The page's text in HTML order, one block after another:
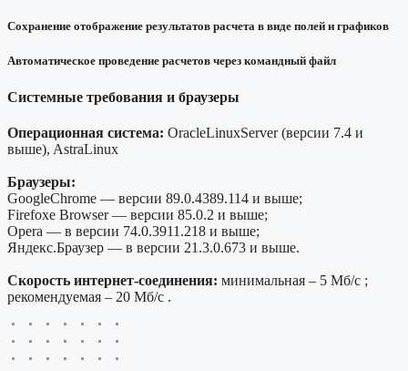
Сохранение отображение результатов расчета в виде полей и графиков
Автоматическое проведение расчетов через командный файл
Системные требования и браузеры
Операционная система: OracleLinuxServer (версии 7.4 и
выше), AstraLinux
Браузеры:
GoogleChrome — версии 89.0.4389.114 и выше;
Firefoxe Browser — версии 85.0.2 и выше;
Opera — в версии 74.0.3911.218 и выше;
Яндекс.Браузер — в версии 21.3.0.673 и выше.
Скорость интернет-соединения: минимальная – 5 Мб/с ;
рекомендуемая – 20 Мб/с .